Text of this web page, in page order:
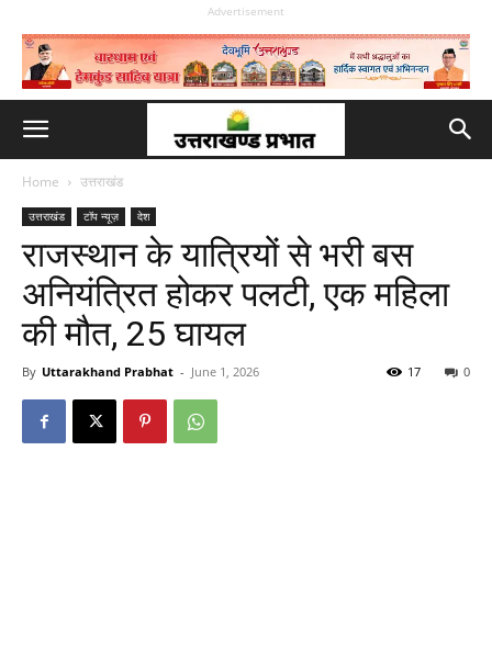
Advertisement
Home उत्तराखंड
उत्तराखंड टॉप न्यूज़ देश
राजस्थान के यात्रियों से भरी बस
अनियंत्रित होकर पलटी, एक महिला
की मौत, 25 घायल
By Uttarakhand Prabhat - June 1, 2026 0
17